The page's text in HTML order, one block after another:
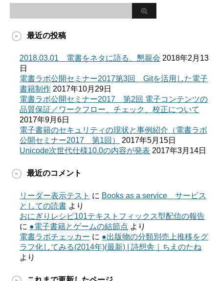
最近の投稿
2018.03.01 電書をネタに語る、懇親会 2018年2月13
日
電書ラボ公開セミナー2017第3回 Gitを活用した電子
書籍制作 2017年10月29日
電書ラボ公開セミナー2017 第2回 電子コンテンツの
品質保証／ワークフロー、チェック、校正について
2017年9月6日
電子書籍のセキュリティの現状と事例紹介（電書ラボ
公開セミナー2017 第1回）
2017年5月15日
Unicode次世代仕様10.0の内容が発表 2017年3月14日
最近のコメント
リーダー表示テスト に Books as a service サービス
としての読書 より
おにぎりレシピ101テキストフィックス型配信の報告
に ●電子書籍とゲームの結節点 より
電書ラボチェッカー に ●出版物の分類別売上推移をグ
ラフ化してみる(2014年)(最新) | 詩想舎｜ちえのたね
より